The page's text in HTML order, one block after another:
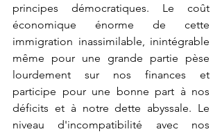
principes démocratiques. Le coût
économique énorme de cette
immigration inassimilable, inintégrable
même pour une grande partie pèse
lourdement sur nos finances et
participe pour une bonne part à nos
déficits et à notre dette abyssale. Le
niveau d'incompatibilité avec nos